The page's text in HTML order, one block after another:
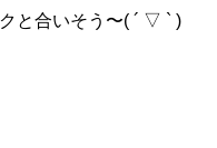
と合いそう〜( ´ ▽ ` )